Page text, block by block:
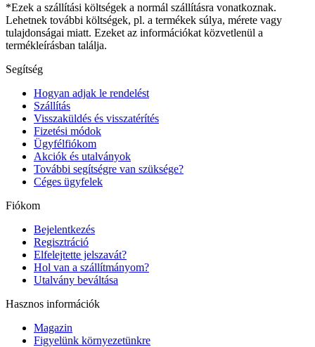
*Ezek a szállítási költségek a normál szállításra vonatkoznak.
Lehetnek további költségek, pl. a termékek súlya, mérete vagy
tulajdonságai miatt. Ezeket az információkat közvetlenül a
termékleírásban találja.
Segítség
Hogyan adjak le rendelést
Szállítás
Visszaküldés és visszatérítés
Fizetési módok
Ügyfélfiókom
Akciók és utalványok
További segítségre van szüksége?
Céges ügyfelek
Fiókom
Bejelentkezés
Regisztráció
Elfelejtette jelszavát?
Hol van a szállítmányom?
Utalvány beváltása
Hasznos információk
Magazin
Figyelünk környezetünkre